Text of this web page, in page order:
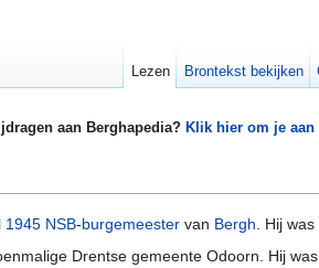
aan Berghapedia? Klik hier om je aan
1945 NSB-burgemeester van Bergh. Hij
Drentse gemeente Odoorn. Hij
Lezen Brontekst bekijken